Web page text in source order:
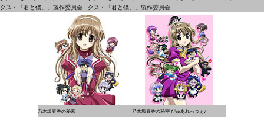
クス・「君と僕。」製作委員会
クス・「君と僕。」製作委員会
乃木坂春香の秘密 乃木坂春香の秘密 ぴゅあれっつぁ♪